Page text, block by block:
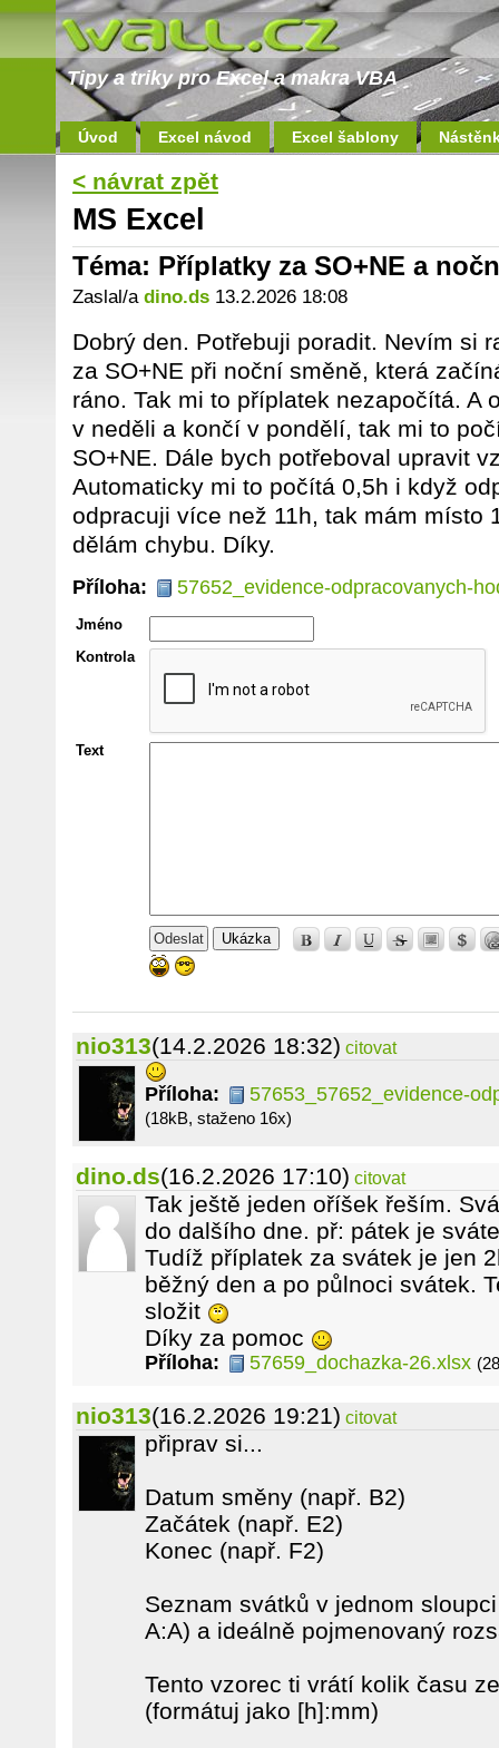
Tipy a triky pro Excel a makra VBA
Úvod Excel návod Excel šablony
< návrat zpět
MS Excel
Téma: Příplatky za SO+NE a
Zaslal/a dino.ds 13.2.2026 18:08
Dobrý den. Potřebuji poradit. Nevím si
za SO+NE při noční směně, která
ráno. Tak mi to příplatek nezapočítá. A
v neděli a končí v pondělí, tak mi to
SO+NE. Dále bych potřeboval upravit
Automaticky mi to počítá 0,5h i když
odpracuji více než 11h, tak mám místo
dělám chybu. Díky.
Příloha: 57652_evidence-odpracovanych-
Jméno
Kontrola
Text
Ukázka
nio313(14.2.2026 18:32) citovat
Příloha: 57653_57652_evidence-
(18kB, staženo 16x)
dino.ds(16.2.2026 17:10) citovat
Tak ještě jeden oříšek řeším.
do dalšího dne. př: pátek je
Tudíž příplatek za svátek je jen
běžný den a po půlnoci svátek.
složit
Díky za pomoc
Příloha: 57659_dochazka-26.xlsx
nio313(16.2.2026 19:21) citovat
připrav si...
Datum směny (např. B2)
Začátek (např. E2)
Konec (např. F2)
Seznam svátků v jednom
A:A) a ideálně pojmenovaný
Tento vzorec ti vrátí kolik času
(formátuj jako [h]:mm)